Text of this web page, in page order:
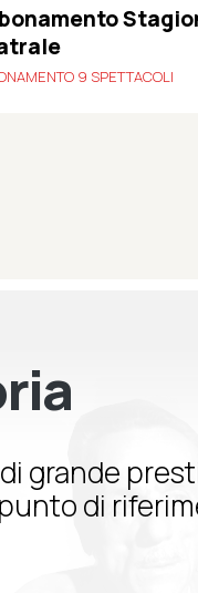
9 SPETTACOLI
grande
di